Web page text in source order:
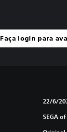
Faça login para
22/6/
SEGA